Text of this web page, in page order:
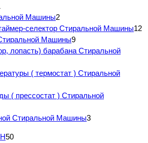
Машины2
селектор Стиральной Машины12
Машины9
лопасть) барабана Стиральной
( термостат ) Стиральной
( прессостат ) Стиральной
Стиральной Машины3
50